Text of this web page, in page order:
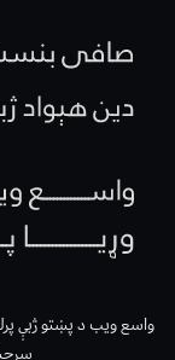
واسع ویب د پښتو ژبې